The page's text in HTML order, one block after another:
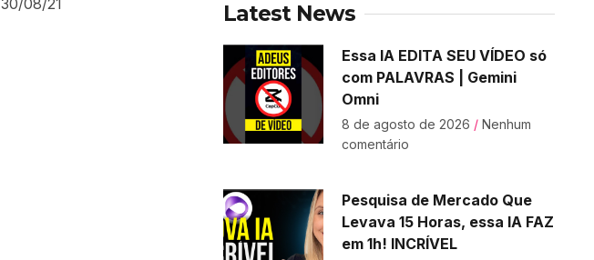
Latest News
Essa IA EDITA SEU VÍDEO só
com PALAVRAS | Gemini
Omni
8 de agosto de 2026 Nenhum
comentário
Pesquisa de Mercado Que
Levava 15 Horas, essa IA FAZ
em 1h! INCRÍVEL